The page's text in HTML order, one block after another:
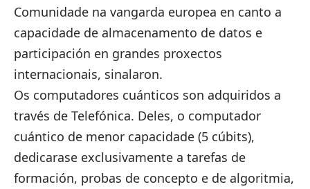
Comunidade na vangarda europea en canto a
capacidade de almacenamento de datos e
participación en grandes proxectos
internacionais, sinalaron.
Os computadores cuánticos son adquiridos a
través de Telefónica. Deles, o computador
cuántico de menor capacidade (5 cúbits),
dedicarase exclusivamente a tarefas de
formación, probas de concepto e de algoritmia,